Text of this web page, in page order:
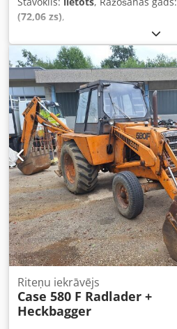
(72,06 zs),
Riteņu iekrāvējs
Case 580 F Radlader +
Heckbagger